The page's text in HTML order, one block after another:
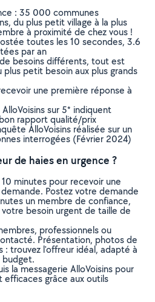
: 35 000 communes
du plus petit village à la plus
à proximité de chez vous !
toutes les 10 secondes, 3.6
par an
besoins différents, tout est
plus petit besoin aux plus grands
une première réponse à
sur 5* indiquent
rapport qualité/prix
AlloVoisins réalisée sur un
interrogées (Février 2024)
de haies en urgence ?
minutes pour recevoir une
Postez votre demande
un membre de confiance,
besoin urgent de taille de
professionnels ou
Présentation, photos de
: trouvez l'offreur idéal, adapté à
la messagerie AlloVoisins pour
efficaces grâce aux outils